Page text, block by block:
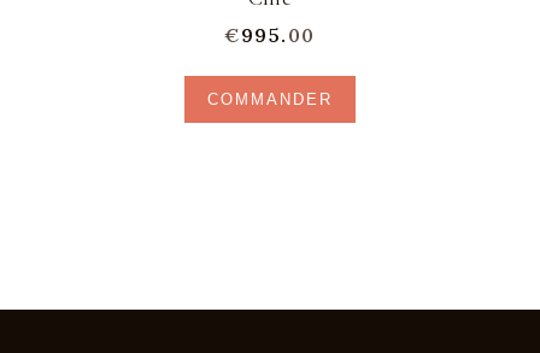
€995. 00
COMMANDER